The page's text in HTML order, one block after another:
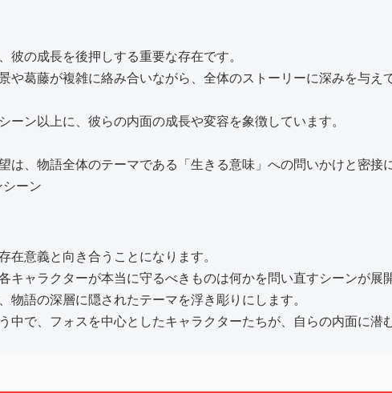
の成長を後押しする重要な存在です。
葛藤が複雑に絡み合いながら、全体のストーリーに深みを与え
ン以上に、彼らの内面の成長や変容を象徴しています。
、物語全体のテーマである「生きる意味」への問いかけと密接
意義と向き合うことになります。
ャラクターが本当に守るべきものは何かを問い直すシーンが展
語の深層に隠されたテーマを浮き彫りにします。
中で、フォスを中心としたキャラクターたちが、自らの内面に潜